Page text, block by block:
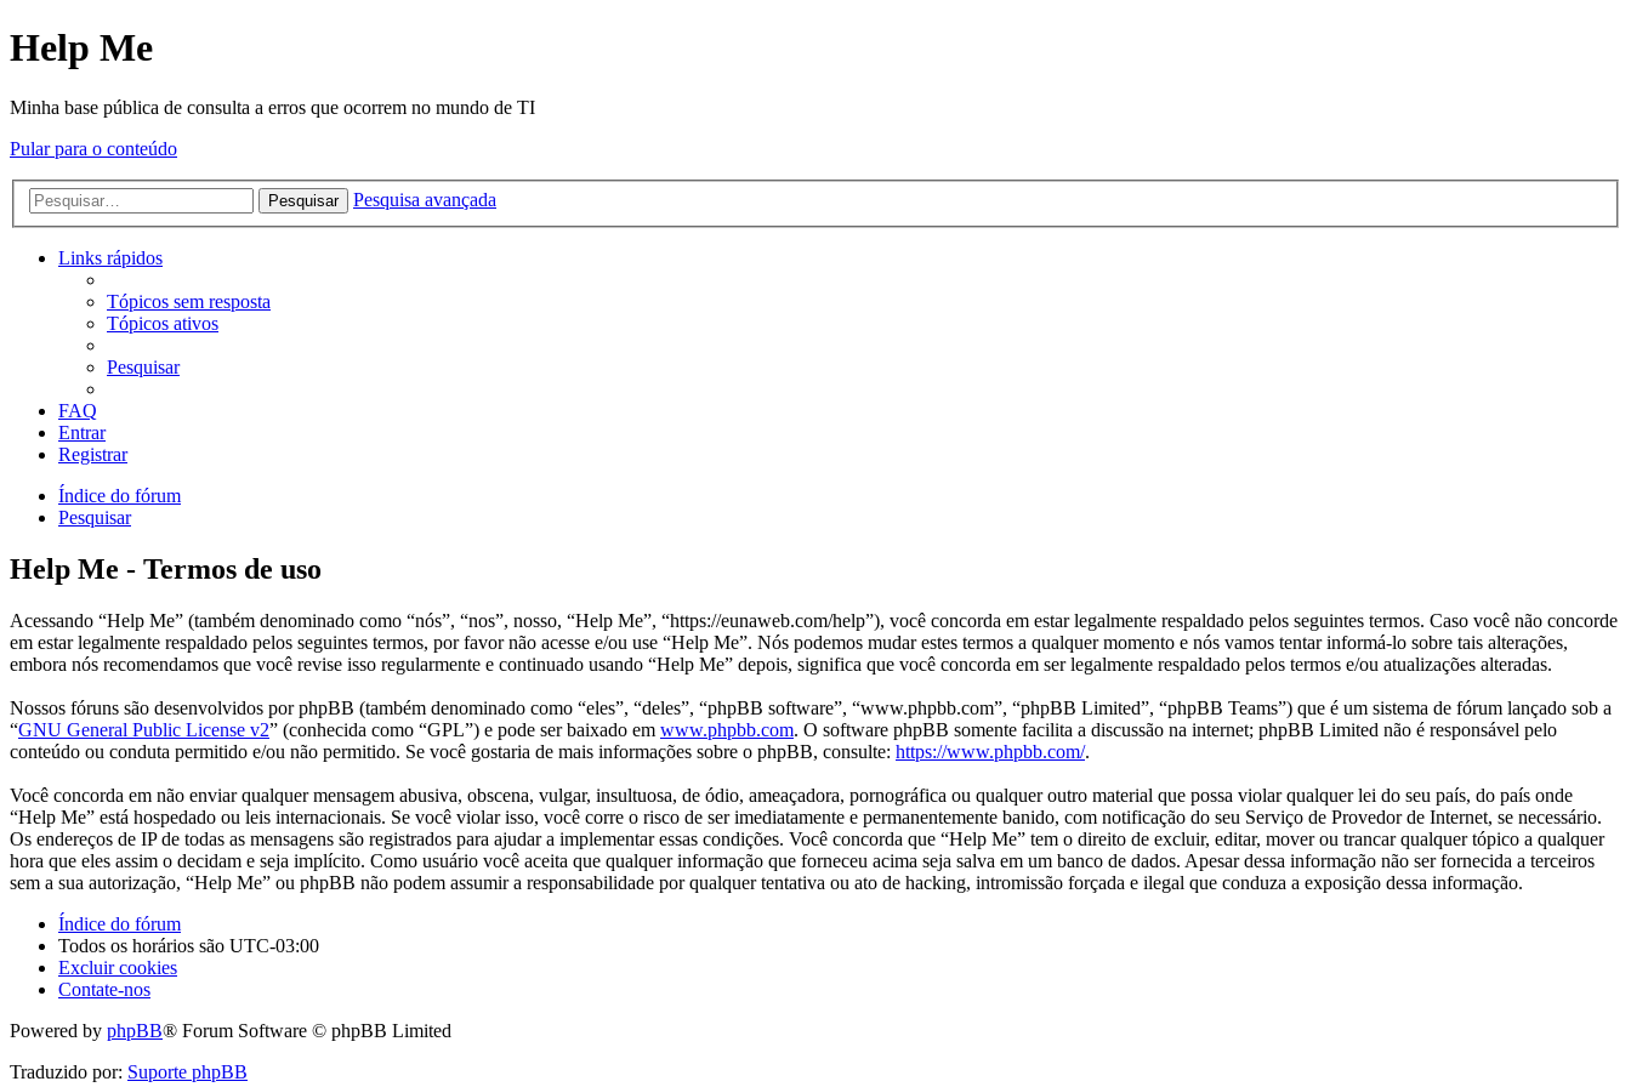
Help Me
Minha base pública de consulta a erros que ocorrem no mundo de TI
Pular para o conteúdo
Pesquisar Pesquisa avançada
Links rápidos
Tópicos sem resposta
Tópicos ativos
Pesquisar
FAQ
Entrar
Registrar
Índice do fórum
Pesquisar
Help Me - Termos de uso
Acessando “Help Me” (também denominado como “nós”, “nos”, nosso, “Help Me”, “https://eunaweb.com/help”), você concorda em estar legalmente respaldado pelos seguintes termos. Caso você não concorde
em estar legalmente respaldado pelos seguintes termos, por favor não acesse e/ou use “Help Me”. Nós podemos mudar estes termos a qualquer momento e nós vamos tentar informá-lo sobre tais alterações,
embora nós recomendamos que você revise isso regularmente e continuado usando “Help Me” depois, significa que você concorda em ser legalmente respaldado pelos termos e/ou atualizações alteradas.
Nossos fóruns são desenvolvidos por phpBB (também denominado como “eles”, “deles”, “phpBB software”, “www.phpbb.com”, “phpBB Limited”, “phpBB Teams”) que é um sistema de fórum lançado sob a
“GNU General Public License v2” (conhecida como “GPL”) e pode ser baixado em www.phpbb.com. O software phpBB somente facilita a discussão na internet; phpBB Limited não é responsável pelo
conteúdo ou conduta permitido e/ou não permitido. Se você gostaria de mais informações sobre o phpBB, consulte: https://www.phpbb.com/.
Você concorda em não enviar qualquer mensagem abusiva, obscena, vulgar, insultuosa, de ódio, ameaçadora, pornográfica ou qualquer outro material que possa violar qualquer lei do seu país, do país onde
“Help Me” está hospedado ou leis internacionais. Se você violar isso, você corre o risco de ser imediatamente e permanentemente banido, com notificação do seu Serviço de Provedor de Internet, se necessário.
Os endereços de IP de todas as mensagens são registrados para ajudar a implementar essas condições. Você concorda que “Help Me” tem o direito de excluir, editar, mover ou trancar qualquer tópico a qualquer
hora que eles assim o decidam e seja implícito. Como usuário você aceita que qualquer informação que forneceu acima seja salva em um banco de dados. Apesar dessa informação não ser fornecida a terceiros
sem a sua autorização, “Help Me” ou phpBB não podem assumir a responsabilidade por qualquer tentativa ou ato de hacking, intromissão forçada e ilegal que conduza a exposição dessa informação.
Índice do fórum
Todos os horários são UTC-03:00
Excluir cookies
Contate-nos
Powered by phpBB® Forum Software © phpBB Limited
Traduzido por: Suporte phpBB